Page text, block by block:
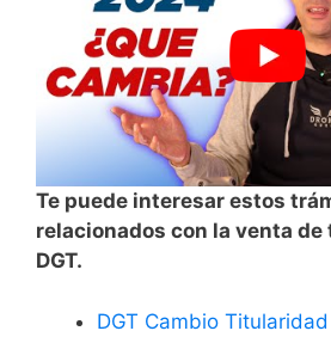
Te puede interesar estos
relacionados con la venta de
DGT.
DGT Cambio